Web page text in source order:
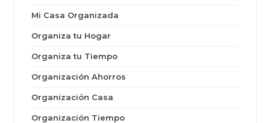
Mi Casa Organizada
Organiza tu Hogar
Organiza tu Tiempo
Organización Ahorros
Organización Casa
Organización Tiempo